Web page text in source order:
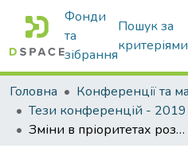
Фонди
та
зібрання
Пошук за
критеріями
Головна
Тези конференцій - 2019
Зміни в пріоритетах розвитку транспортної галузі та адаптація інфраструктури міста до нових видів транспорту